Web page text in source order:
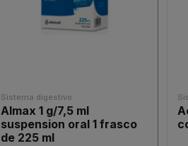
Sistema digestivo
Almax 1 g/7,5 ml
suspension oral 1 frasco
de 225 ml